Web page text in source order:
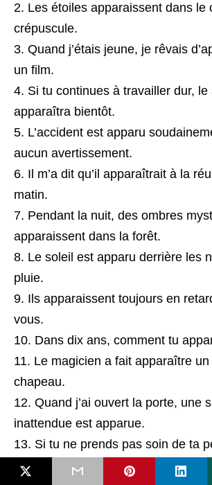
Les étoiles apparaissent dans le
crépuscule.
Quand j’étais jeune, je rêvais
un film.
Si tu continues à travailler dur, le
apparaîtra bientôt.
L’accident est apparu
aucun avertissement.
Il m’a dit qu’il apparaîtrait à la
matin.
Pendant la nuit, des ombres
apparaissent dans la forêt.
Le soleil est apparu derrière les
pluie.
Ils apparaissent toujours en
vous.
Dans dix ans, comment tu
Le magicien a fait apparaître
chapeau.
Quand j’ai ouvert la porte, une
inattendue est apparue.
Si tu ne prends pas soin de ta
boutons peuvent apparaître.